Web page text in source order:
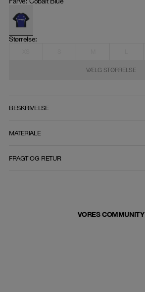
Størrelse:
VÆLG STØRRELSE
BESKRIVELSE
MATERIALE
FRAGT OG RETUR
VORES COMMUNITY